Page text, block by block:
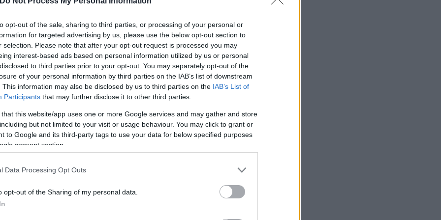
opt-out of the sale, sharing to third parties, or processing of your personal or
for targeted advertising by us, please use the below opt-out section to
selection. Please note that after your opt-out request is processed you may
interest-based ads based on personal information utilized by us or personal
to third parties prior to your opt-out. You may separately opt-out of the
of your personal information by third parties on the IAB’s list of downstream
This information may also be disclosed by us to third parties on the IAB’s List of
Participants that may further disclose it to other third parties.
that this website/app uses one or more Google services and may gather and store
but not limited to your visit or usage behaviour. You may click to grant or
to Google and its third-party tags to use your data for below specified purposes
consent section.
Data Processing Opt Outs
opt-out of the Sharing of my personal data.
Το 2011, είχε βγει θετικός σε έλεγχο απαγορευμένων
είχε υποστηρίξει ότι είχε καταναλώσει χάπια της